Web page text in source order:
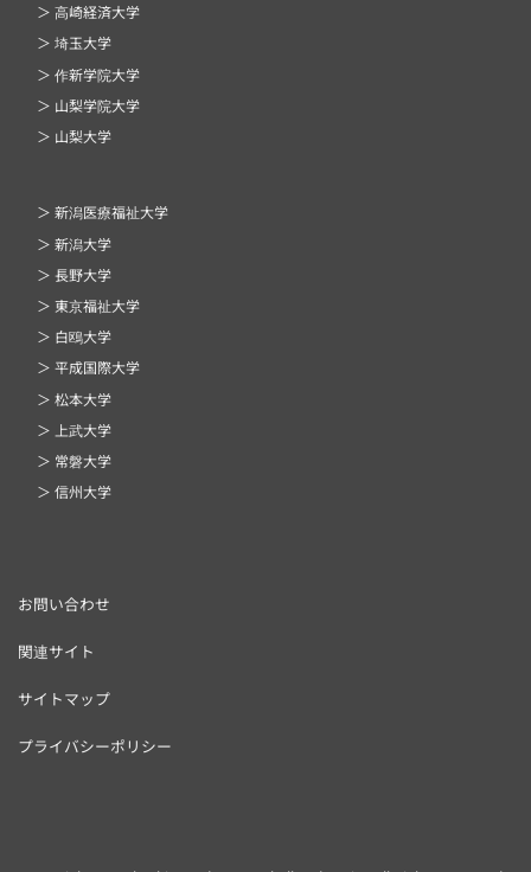
＞ 高崎経済大学
＞ 埼玉大学
＞ 作新学院大学
＞ 山梨学院大学
＞ 山梨大学
＞ 新潟医療福祉大学
＞ 新潟大学
＞ 長野大学
＞ 東京福祉大学
＞ 白鴎大学
＞ 平成国際大学
＞ 松本大学
＞ 上武大学
＞ 常磐大学
＞ 信州大学
お問い合わせ
関連サイト
サイトマップ
プライバシーポリシー